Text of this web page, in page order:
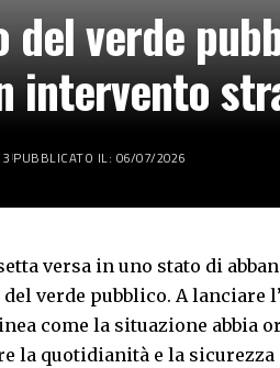
verde
intervento
PUBBLICATO IL: 06/07/2026
versa in uno stato di
verde pubblico. A lanciare
come la situazione abbia
quotidianità e la